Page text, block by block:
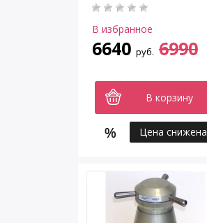
В избранное
6640 руб. 6990
В корзину
Цена снижена